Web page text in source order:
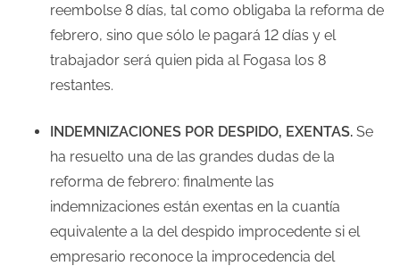
reembolse 8 días, tal como obligaba la reforma de
febrero, sino que sólo le pagará 12 días y el
trabajador será quien pida al Fogasa los 8
restantes.
INDEMNIZACIONES POR DESPIDO, EXENTAS. Se
ha resuelto una de las grandes dudas de la
reforma de febrero: finalmente las
indemnizaciones están exentas en la cuantía
equivalente a la del despido improcedente si el
empresario reconoce la improcedencia del